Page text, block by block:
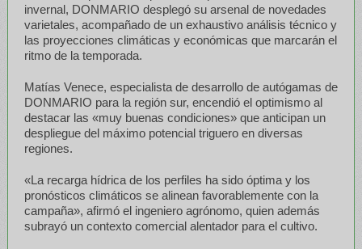
invernal, DONMARIO desplegó su arsenal de novedades
varietales, acompañado de un exhaustivo análisis técnico y
las proyecciones climáticas y económicas que marcarán el
ritmo de la temporada.
Matías Venece, especialista de desarrollo de autógamas de
DONMARIO para la región sur, encendió el optimismo al
destacar las «muy buenas condiciones» que anticipan un
despliegue del máximo potencial triguero en diversas
regiones.
«La recarga hídrica de los perfiles ha sido óptima y los
pronósticos climáticos se alinean favorablemente con la
campaña», afirmó el ingeniero agrónomo, quien además
subrayó un contexto comercial alentador para el cultivo.